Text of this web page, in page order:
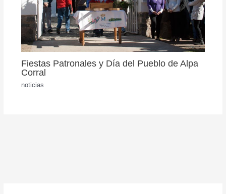
Fiestas Patronales y Día del Pueblo de Alpa
Corral
noticias